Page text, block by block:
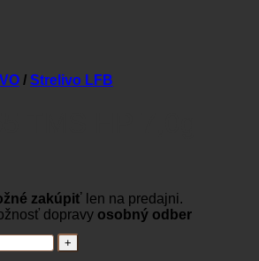
/ Strelivo LFB
zakúpiť len na predajni.
dopravy osobný odber